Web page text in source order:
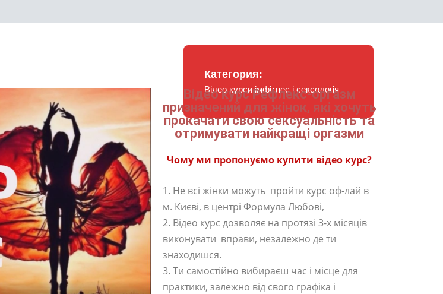
Категория:
Відео курси імфітнес і сексологія
Відео курс Рефлекс-оргазм
призначений для жінок, які хочуть
прокачати свою сексуальність та
отримувати найкращі оргазми
Чому ми пропонуємо купити відео курс?
1. Не всі жінки можуть пройти курс оф-лай в
м. Києві, в центрі Формула Любові,
2. Відео курс дозволяє на протязі 3-х місяців
виконувати вправи, незалежно де ти
знаходишся.
3. Ти самостійно вибираєш час і місце для
практики, залежно від свого графіка і